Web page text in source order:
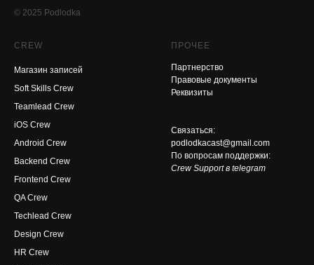
© 2025 Podlodka
CREW
Магазин записей
Soft Skills Crew
Teamlead Crew
iOS Crew
Android Crew
Backend Crew
Frontend Crew
QA Crew
Techlead Crew
Design Crew
HR Crew
ПРОЧЕЕ
Партнерство
Правовые документы
Реквизиты
Связаться:
podlodkacast@gmail.com
По вопросам поддержки:
Crew Support в telegram